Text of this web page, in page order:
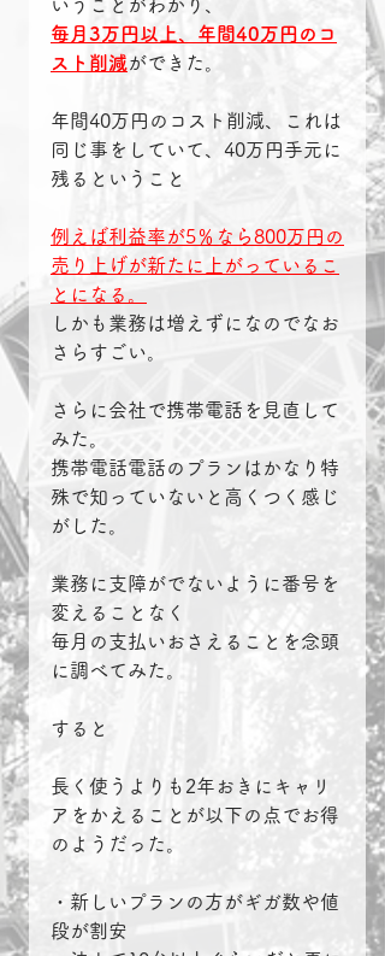
いうことがわかり、
毎月3万円以上、年間40万円のコ
スト削減ができた。
年間40万円のコスト削減、これは
同じ事をしていて、40万円手元に
残るということ
例えば利益率が5％なら800万円の
売り上げが新たに上がっているこ
とになる。
しかも業務は増えずになのでなお
さらすごい。
さらに会社で携帯電話を見直して
みた。
携帯電話電話のプランはかなり特
殊で知っていないと高くつく感じ
がした。
業務に支障がでないように番号を
変えることなく
毎月の支払いおさえることを念頭
に調べてみた。
すると
長く使うよりも2年おきにキャリ
アをかえることが以下の点でお得
のようだった。
・新しいプランの方がギガ数や値
段が割安